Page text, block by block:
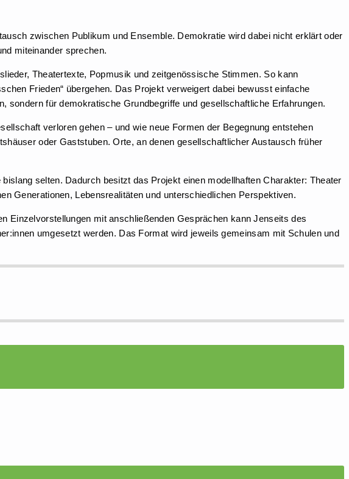
zwischen Publikum und Ensemble. Demokratie wird dabei nicht erklärt oder
miteinander sprechen.
Theatertexte, Popmusik und zeitgenössische Stimmen. So kann
Frieden“ übergehen. Das Projekt verweigert dabei bewusst einfache
sondern für demokratische Grundbegriffe und gesellschaftliche Erfahrungen.
verloren gehen – und wie neue Formen der Begegnung entstehen
oder Gaststuben. Orte, an denen gesellschaftlicher Austausch früher
selten. Dadurch besitzt das Projekt einen modellhaften Charakter: Theater
Generationen, Lebensrealitäten und unterschiedlichen Perspektiven.
Einzelvorstellungen mit anschließenden Gesprächen kann Jenseits des
umgesetzt werden. Das Format wird jeweils gemeinsam mit Schulen und